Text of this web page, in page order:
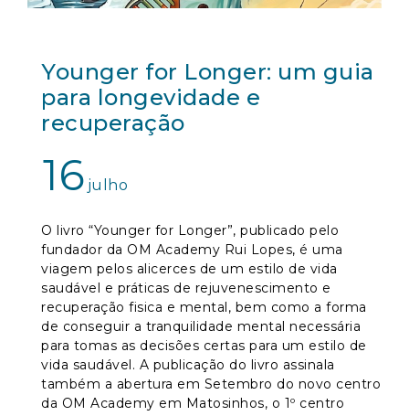
Younger for Longer: um guia
para longevidade e
recuperação
16julho
O livro “Younger for Longer”, publicado pelo
fundador da OM Academy Rui Lopes, é uma
viagem pelos alicerces de um estilo de vida
saudável e práticas de rejuvenescimento e
recuperação fisica e mental, bem como a forma
de conseguir a tranquilidade mental necessária
para tomas as decisões certas para um estilo de
vida saudável. A publicação do livro assinala
também a abertura em Setembro do novo centro
da OM Academy em Matosinhos, o 1º centro